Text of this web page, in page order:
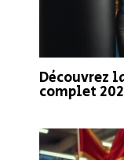
Découvrez
complet